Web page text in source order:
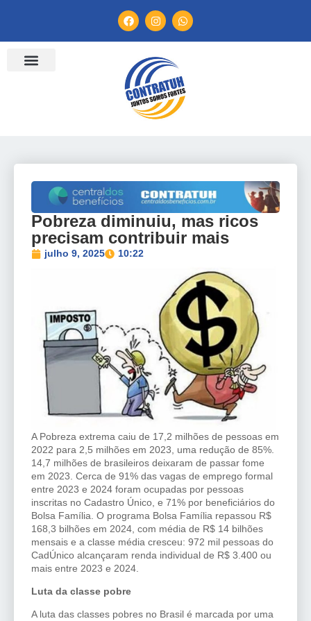
Pobreza diminuiu, mas ricos
precisam contribuir mais
julho 9, 2025 10:22
A Pobreza extrema caiu de 17,2 milhões de pessoas em
2022 para 2,5 milhões em 2023, uma redução de 85%.
14,7 milhões de brasileiros deixaram de passar fome
em 2023. Cerca de 91% das vagas de emprego formal
entre 2023 e 2024 foram ocupadas por pessoas
inscritas no Cadastro Único, e 71% por beneficiários do
Bolsa Família. O programa Bolsa Família repassou R$
168,3 bilhões em 2024, com média de R$ 14 bilhões
mensais e a classe média cresceu: 972 mil pessoas do
CadÚnico alcançaram renda individual de R$ 3.400 ou
mais entre 2023 e 2024.
Luta da classe pobre
A luta das classes pobres no Brasil é marcada por uma